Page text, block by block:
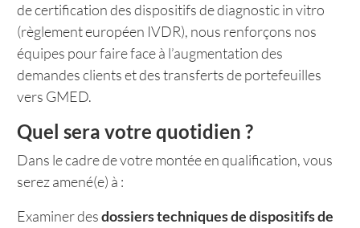
de certification des dispositifs de diagnostic in vitro
(règlement européen IVDR), nous renforçons nos
équipes pour faire face à l’augmentation des
demandes clients et des transferts de portefeuilles
vers GMED.
Quel sera votre quotidien ?
Dans le cadre de votre montée en qualification, vous
serez amené(e) à :
Examiner desdossiers techniques de dispositifs de